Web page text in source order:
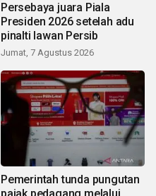
Persebaya juara Piala
Presiden 2026 setelah adu
pinalti lawan Persib
Jumat, 7 Agustus 2026
Pemerintah tunda pungutan